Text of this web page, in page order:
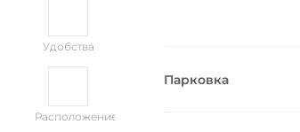
Удобства
Расположение
Парковка